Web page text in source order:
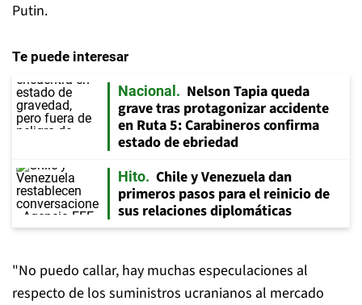
Putin.
Te puede interesar
Nacional
Nelson Tapia queda
grave tras protagonizar accidente
en Ruta 5: Carabineros confirma
estado de ebriedad
Hito
Chile y Venezuela dan
primeros pasos para el reinicio de
sus relaciones diplomáticas
"No puedo callar, hay muchas especulaciones al
respecto de los suministros ucranianos al mercado